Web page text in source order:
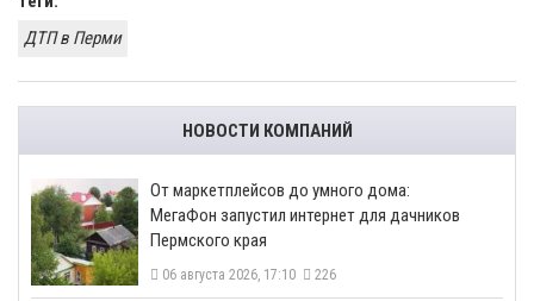
ДТП в Перми
НОВОСТИ КОМПАНИЙ
От маркетплейсов до умного дома:
МегаФон запустил интернет для дачников
Пермского края
06 августа 2026, 17:10 226